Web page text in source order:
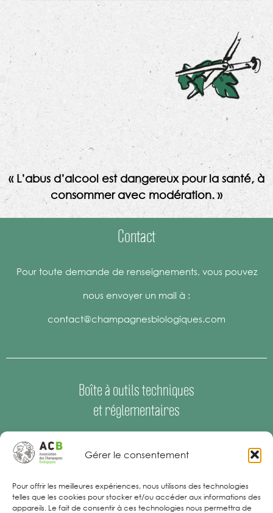
Gérer le consentement
Pour offrir les meilleures expériences, nous utilisons des technologies
telles que les cookies pour stocker et/ou accéder aux informations des
appareils. Le fait de consentir à ces technologies nous permettra de
« L’abus d’alcool est dangereux pour la santé, à
consommer avec modération. »
Contact
Pour toute demande de renseignements, vous pouvez
nous envoyer un mail à :
contact@champagnesbiologiques.com
Boîte à outils techniques
et réglementaires
Espace Presse